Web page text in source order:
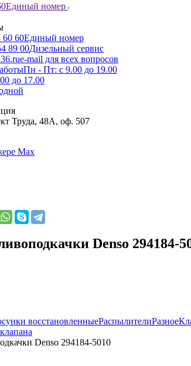
Единый номер
60 60Единый номер
89 00Дизельный сервис
e-mail для всех вопросов
Пн - Пт: с 9.00 до 19.00
до 17.00
Труда, 48А, оф. 507
Max
Denso 294184-
восстановленныеРаспылителиРазное
Denso 294184-5010